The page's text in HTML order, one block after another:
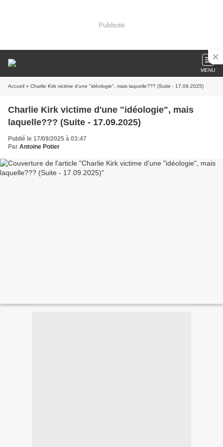
Publicité
MENU
Accueil » Charlie Kirk victime d'une "idéologie", mais laquelle??? (Suite - 17.09.2025)
Charlie Kirk victime d'une "idéologie", mais
laquelle??? (Suite - 17.09.2025)
Publié le 17/09/2025 à 03:47
Par Antoine Potier